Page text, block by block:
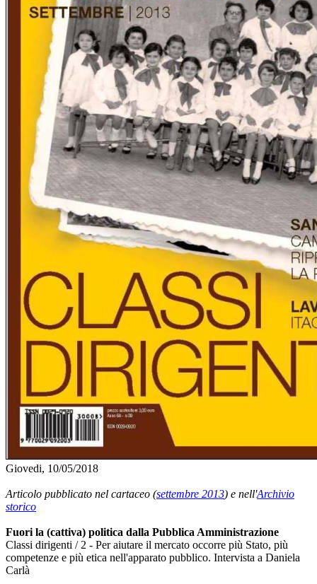
Giovedi, 10/05/2018
Articolo pubblicato nel cartaceo (settembre 2013) e nell'Archivio
storico
Fuori la (cattiva) politica dalla Pubblica Amministrazione
Classi dirigenti / 2 - Per aiutare il mercato occorre più Stato, più
competenze e più etica nell'apparato pubblico. Intervista a Daniela
Carlà